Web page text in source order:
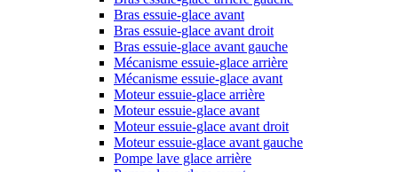
Bras essuie-glace avant
Bras essuie-glace avant droit
Bras essuie-glace avant gauche
Mécanisme essuie-glace arrière
Mécanisme essuie-glace avant
Moteur essuie-glace arrière
Moteur essuie-glace avant
Moteur essuie-glace avant droit
Moteur essuie-glace avant gauche
Pompe lave glace arrière